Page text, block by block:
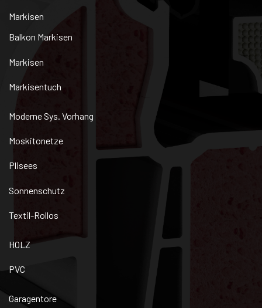
Markisen
Balkon Markisen
Markisen
Markisentuch
Moderne Sys. Vorhang
Moskitonetze
Plisees
Sonnenschutz
Textil-Rollos
HOLZ
PVC
Garagentore